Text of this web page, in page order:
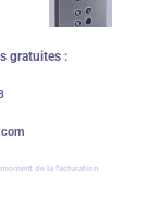
gratuites :
moment de la facturation